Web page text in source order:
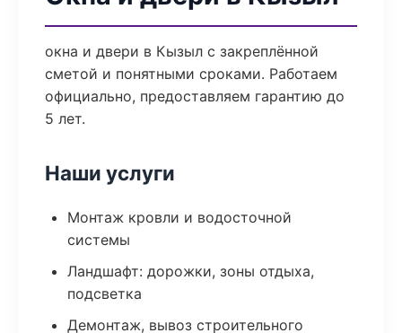
окна и двери в Кызыл с закреплённой
сметой и понятными сроками. Работаем
официально, предоставляем гарантию до
5 лет.
Наши услуги
Монтаж кровли и водосточной
системы
Ландшафт: дорожки, зоны отдыха,
подсветка
Демонтаж, вывоз строительного